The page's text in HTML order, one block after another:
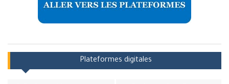
Plateformes digitales